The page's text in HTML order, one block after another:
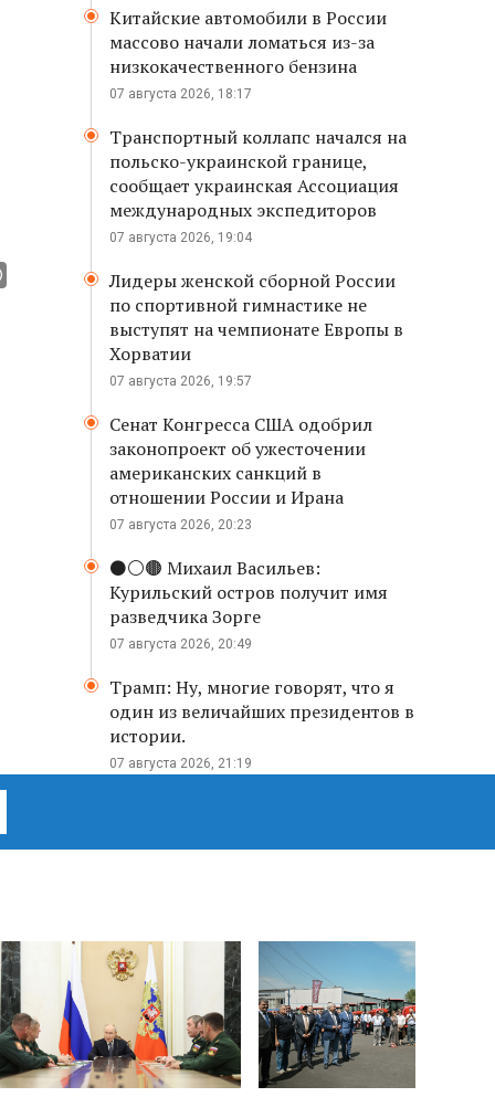
Китайские автомобили в России
массово начали ломаться из-за
низкокачественного бензина
07 августа 2026, 18:17
Транспортный коллапс начался на
польско-украинской границе,
сообщает украинская Ассоциация
международных экспедиторов
07 августа 2026, 19:04
Лидеры женской сборной России
по спортивной гимнастике не
выступят на чемпионате Европы в
Хорватии
07 августа 2026, 19:57
Сенат Конгресса США одобрил
законопроект об ужесточении
американских санкций в
отношении России и Ирана
07 августа 2026, 20:23
⚫️⚪️🟤 Михаил Васильев:
Курильский остров получит имя
разведчика Зорге
07 августа 2026, 20:49
Трамп: Ну, многие говорят, что я
один из величайших президентов в
истории.
07 августа 2026, 21:19